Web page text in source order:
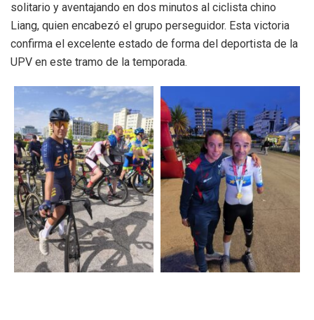
solitario y aventajando en dos minutos al ciclista chino
Liang, quien encabezó el grupo perseguidor. Esta victoria
confirma el excelente estado de forma del deportista de la
UPV en este tramo de la temporada.